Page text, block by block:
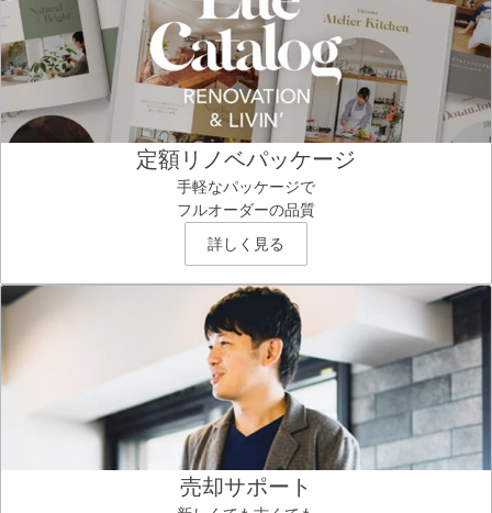
定額リノベパッケージ
手軽なパッケージで
フルオーダーの品質
詳しく見る
売却サポート